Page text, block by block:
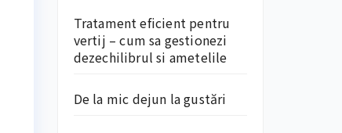
Tratament eficient pentru
vertij – cum sa gestionezi
dezechilibrul si ametelile
De la mic dejun la gustări